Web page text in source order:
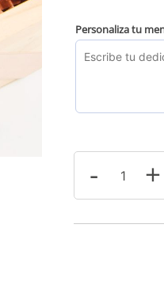
Personaliza tu
- +